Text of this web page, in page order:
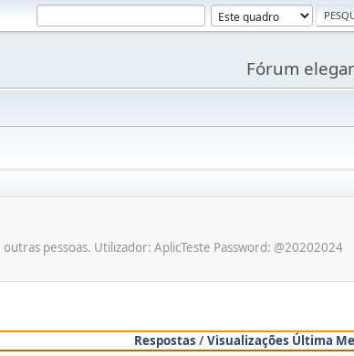
Fórum
pessoas. Utilizador: AplicTeste Password: @20202024
Respostas /Visualizações Última